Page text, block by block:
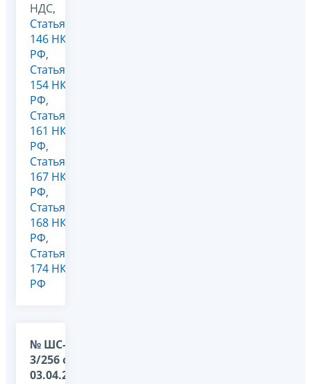
НДС,
Статья
146 НК
РФ,
Статья
154 НК
РФ,
Статья
161 НК
РФ,
Статья
167 НК
РФ,
Статья
168 НК
РФ,
Статья
174 НК
РФ
№ ШС-22-
3/256 от
03.04.2009